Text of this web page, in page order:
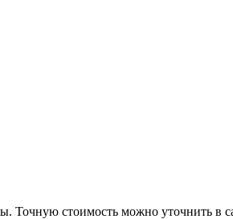
Точную стоимость можно уточнить в